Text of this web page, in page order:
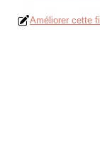
Améliorer cette